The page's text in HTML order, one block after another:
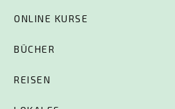
ONLINE KURSE
BÜCHER
REISEN